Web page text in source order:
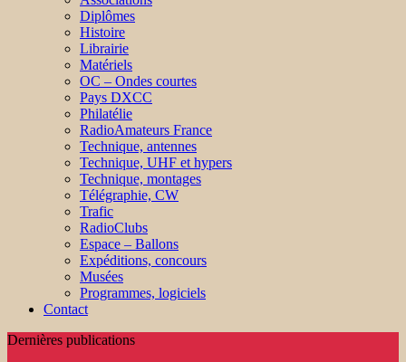
Diplômes
Histoire
Librairie
Matériels
OC – Ondes courtes
Pays DXCC
Philatélie
RadioAmateurs France
Technique, antennes
Technique, UHF et hypers
Technique, montages
Télégraphie, CW
Trafic
RadioClubs
Espace – Ballons
Expéditions, concours
Musées
Programmes, logiciels
Contact
Dernières publications